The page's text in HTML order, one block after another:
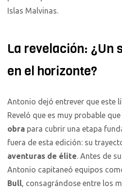
Islas Malvinas.
La revelación: ¿Un
en el horizonte?
Antonio dejó entrever que este
Reveló que es muy probable
obra para cubrir una etapa
fuera de esta edición: su
aventuras de élite. Antes de
Antonio capitaneó equipos
Bull, consagrándose entre los